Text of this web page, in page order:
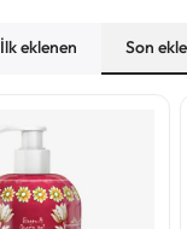
İlk eklenen Son